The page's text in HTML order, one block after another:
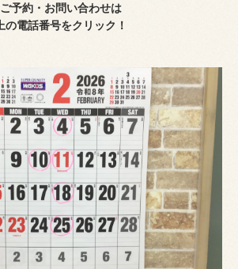
ご予約・お問い合わせは
上の電話番号をクリック！